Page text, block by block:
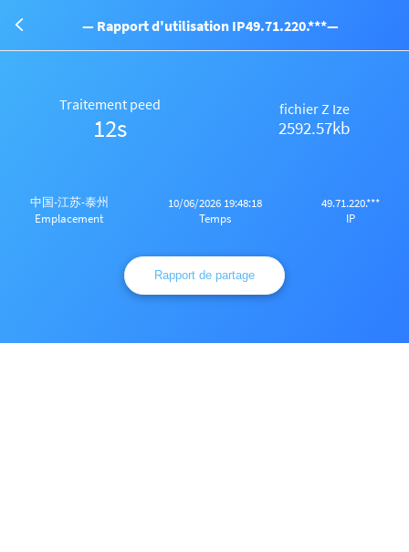
— Rapport d'utilisation IP49.71.220.***—
Traitement peed
12s
fichier Z Ize
2592.57kb
中国-江苏-泰州
Emplacement
10/06/2026 19:48:18
Temps
49.71.220.***
IP
Rapport de partage